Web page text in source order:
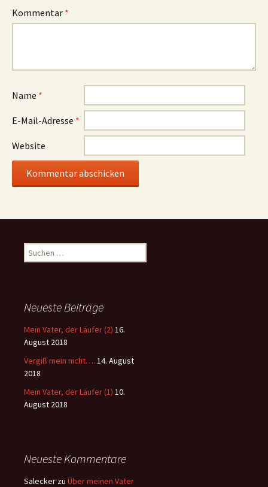
Kommentar *
Name *
E-Mail-Adresse *
Website
Suchen
nach:
Neueste Beiträge
Mein Vater, der Läufer (2) 16.
August 2018
Vergiß mein nicht…. 14. August
2018
Mein Vater, der Läufer (1) 10.
August 2018
Neueste Kommentare
Salecker zu Über meinen Vater